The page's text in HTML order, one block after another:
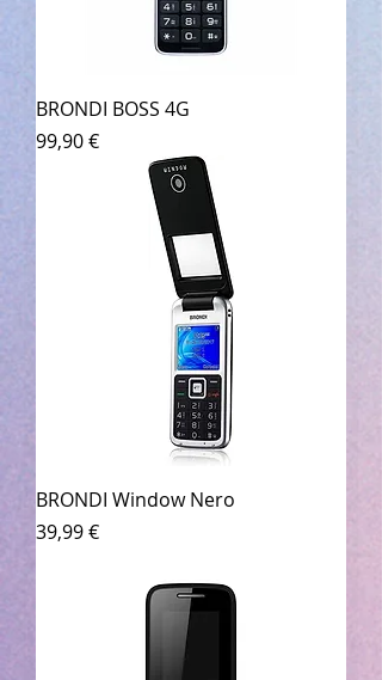
BRONDI BOSS 4G
Prezzo
99,90 €
BRONDI Window Nero
Prezzo
39,99 €